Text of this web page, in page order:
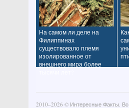
На самом ли деле на
Филиппинах
существовало племя
изолированное от
внешнего мира более
2010–2026 © Интересные Факты.